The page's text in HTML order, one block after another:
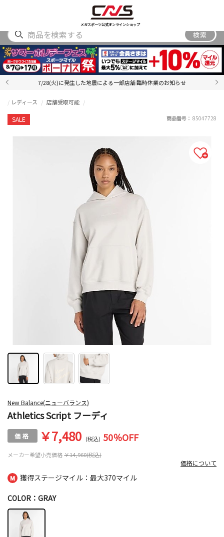
メガスポーツ公式オンラインショップ
ACCESSORY
検索
7/28(火)に発生した地震による一部店舗 臨時休業のお知らせ
獲得ステージマイル：最大370マイル
New Balance(ニューバランス)
Athletics Script フーディ
SALE
レディース 店舗受取可能
メーカー希望小売価格￥14,960(税込)
￥7,480 (税込) 50％OFF
価格について
商品番号： 85047728
COLOR：GRAY